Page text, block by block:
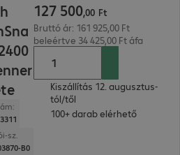
sz.
B0
127 500,00 Ft
Bruttó ár: 161 925,00 Ft
beleértve 34 425,00 Ft áfa
Kiszállítás 12. augusztus-
tól/től
100+ darab elérhető